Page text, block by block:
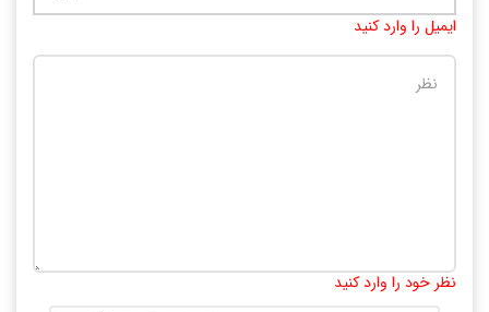
ایمیل را وارد کنید
نظر خود را وارد کنید